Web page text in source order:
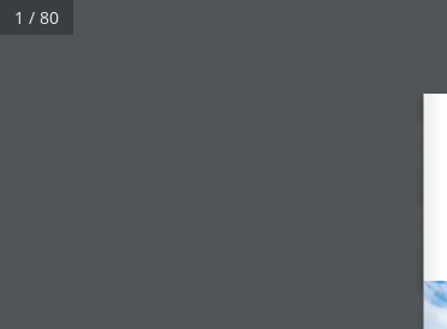
Real 3D Flipbook has lightbox feature - book can be
1 / 80